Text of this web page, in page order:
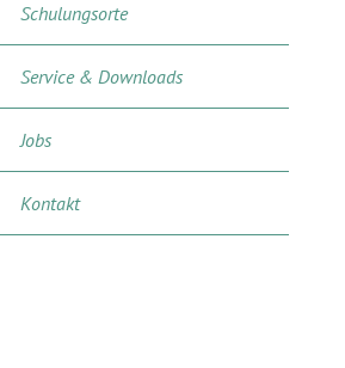
Schulungsorte
Service & Downloads
Jobs
Kontakt